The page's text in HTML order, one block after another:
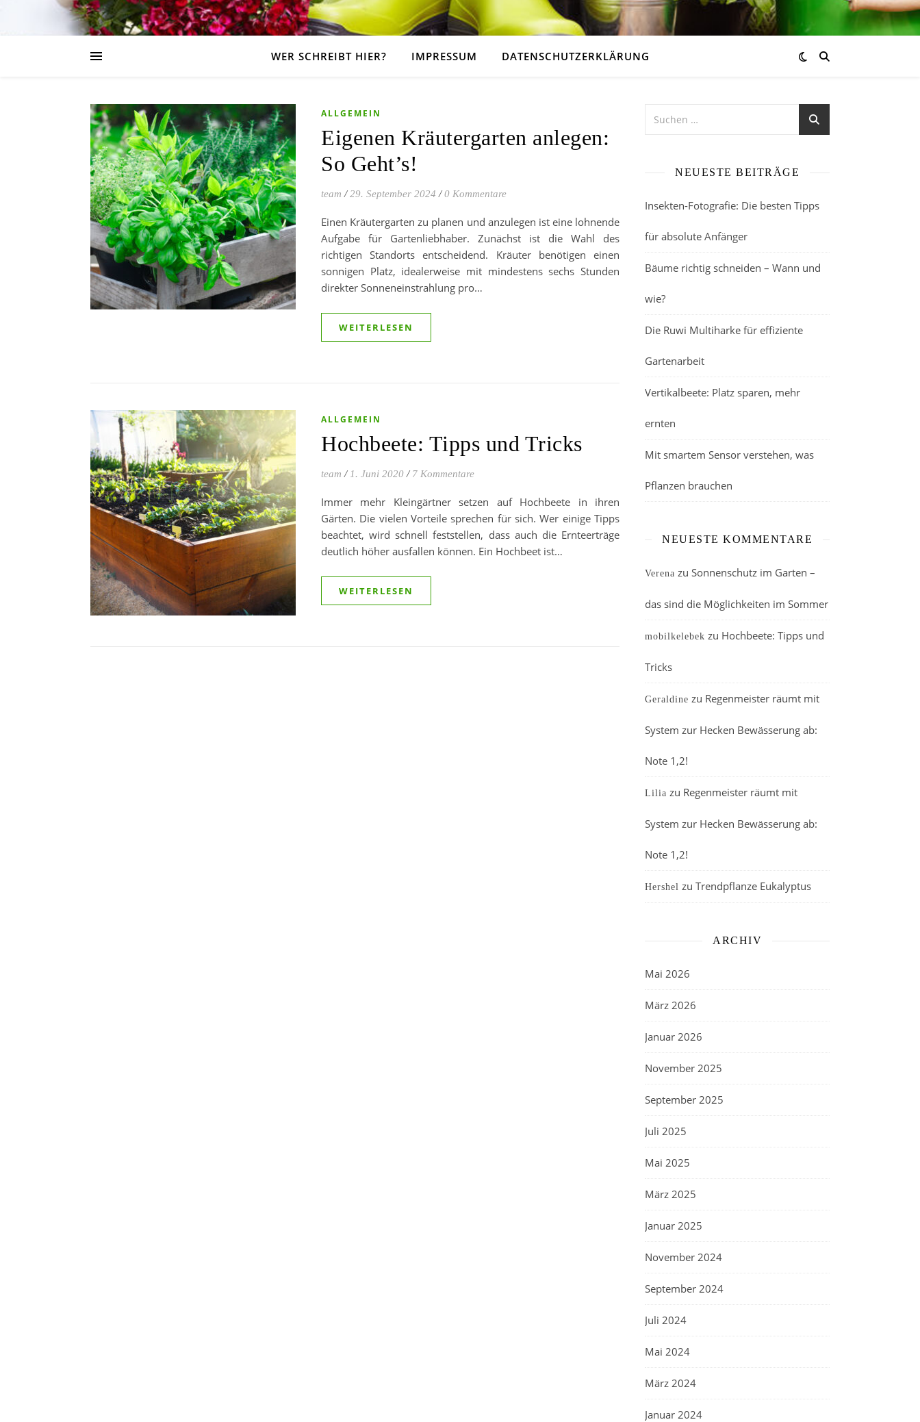
WER SCHREIBT HIER? IMPRESSUM DATENSCHUTZERKLÄRUNG
ALLGEMEIN
Eigenen Kräutergarten anlegen:
So Geht’s!
team / 29. September 2024 / 0 Kommentare
Einen Kräutergarten zu planen und anzulegen ist eine lohnende
Aufgabe für Gartenliebhaber. Zunächst ist die Wahl des
richtigen Standorts entscheidend. Kräuter benötigen einen
sonnigen Platz, idealerweise mit mindestens sechs Stunden
direkter Sonneneinstrahlung pro…
WEITERLESEN
ALLGEMEIN
Hochbeete: Tipps und Tricks
team / 1. Juni 2020 / 7 Kommentare
Immer mehr Kleingärtner setzen auf Hochbeete in ihren
Gärten. Die vielen Vorteile sprechen für sich. Wer einige Tipps
beachtet, wird schnell feststellen, dass auch die Ernteerträge
deutlich höher ausfallen können. Ein Hochbeet ist…
WEITERLESEN
NEUESTE BEITRÄGE
Insekten-Fotografie: Die besten Tipps
für absolute Anfänger
Bäume richtig schneiden – Wann und
wie?
Die Ruwi Multiharke für effiziente
Gartenarbeit
Vertikalbeete: Platz sparen, mehr
ernten
Mit smartem Sensor verstehen, was
Pflanzen brauchen
NEUESTE KOMMENTARE
Verena zu Sonnenschutz im Garten –
das sind die Möglichkeiten im Sommer
mobilkelebek zu Hochbeete: Tipps und
Tricks
Geraldine zu Regenmeister räumt mit
System zur Hecken Bewässerung ab:
Note 1,2!
Lilia zu Regenmeister räumt mit
System zur Hecken Bewässerung ab:
Note 1,2!
Hershel zu Trendpflanze Eukalyptus
ARCHIV
Mai 2026
März 2026
Januar 2026
November 2025
September 2025
Juli 2025
Mai 2025
März 2025
Januar 2025
November 2024
September 2024
Juli 2024
Mai 2024
März 2024
Januar 2024